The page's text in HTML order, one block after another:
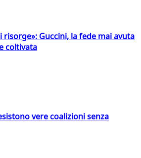
Guccini, la fede mai avuta
coltivata
vere coalizioni senza